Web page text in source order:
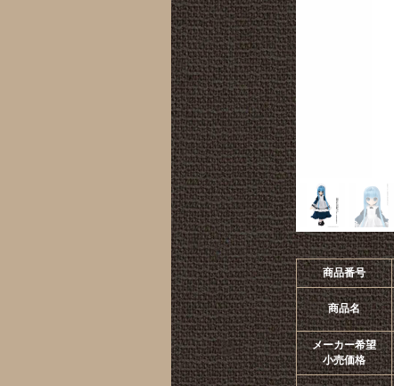
商品番号
商品名
メーカー希望
小売価格